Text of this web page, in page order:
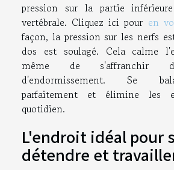
pression sur la partie
vertébrale. Cliquez ici pour en
façon, la pression sur les nerfs
dos est soulagé. Cela calme
même de s'affranchir
d'endormissement. Se
parfaitement et élimine les
quotidien.
L'endroit idéal pour
détendre et